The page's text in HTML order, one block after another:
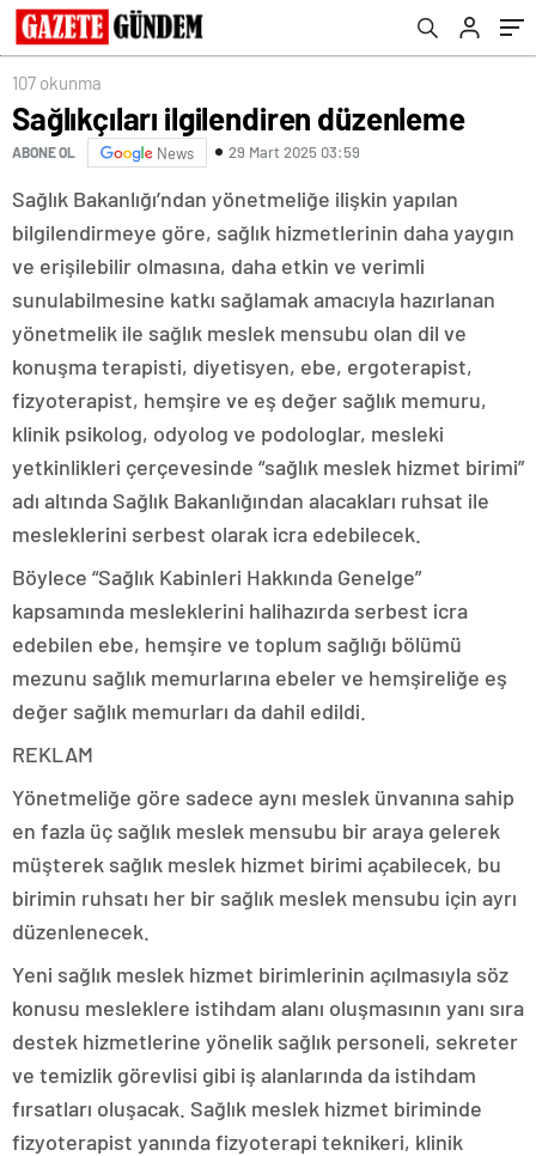
107 okunma
Sağlıkçıları ilgilendiren düzenleme
ABONE OL News 29 Mart 2025 03:59
Sağlık Bakanlığı’ndan yönetmeliğe ilişkin yapılan
bilgilendirmeye göre, sağlık hizmetlerinin daha yaygın
ve erişilebilir olmasına, daha etkin ve verimli
sunulabilmesine katkı sağlamak amacıyla hazırlanan
yönetmelik ile sağlık meslek mensubu olan dil ve
konuşma terapisti, diyetisyen, ebe, ergoterapist,
fizyoterapist, hemşire ve eş değer sağlık memuru,
klinik psikolog, odyolog ve podologlar, mesleki
yetkinlikleri çerçevesinde “sağlık meslek hizmet birimi”
adı altında Sağlık Bakanlığından alacakları ruhsat ile
mesleklerini serbest olarak icra edebilecek.
Böylece “Sağlık Kabinleri Hakkında Genelge”
kapsamında mesleklerini halihazırda serbest icra
edebilen ebe, hemşire ve toplum sağlığı bölümü
mezunu sağlık memurlarına ebeler ve hemşireliğe eş
değer sağlık memurları da dahil edildi.
REKLAM
Yönetmeliğe göre sadece aynı meslek ünvanına sahip
en fazla üç sağlık meslek mensubu bir araya gelerek
müşterek sağlık meslek hizmet birimi açabilecek, bu
birimin ruhsatı her bir sağlık meslek mensubu için ayrı
düzenlenecek.
Yeni sağlık meslek hizmet birimlerinin açılmasıyla söz
konusu mesleklere istihdam alanı oluşmasının yanı sıra
destek hizmetlerine yönelik sağlık personeli, sekreter
ve temizlik görevlisi gibi iş alanlarında da istihdam
fırsatları oluşacak. Sağlık meslek hizmet biriminde
fizyoterapist yanında fizyoterapi teknikeri, klinik